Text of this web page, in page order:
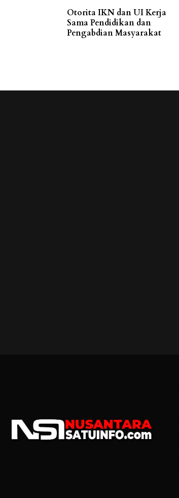
Otorita IKN dan UI Kerja
Sama Pendidikan dan
Pengabdian Masyarakat